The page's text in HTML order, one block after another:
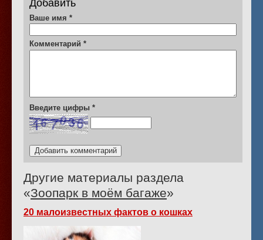
Добавить
Ваше имя *
Комментарий *
Введите цифры *
Другие материалы раздела
«Зоопарк в моём багаже»
20 малоизвестных фактов о кошках